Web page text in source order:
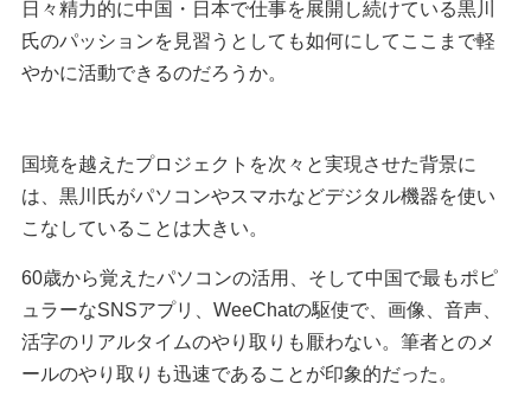
日々精力的に中国・日本で仕事を展開し続けている黒川
氏のパッションを見習うとしても如何にしてここまで軽
やかに活動できるのだろうか。
国境を越えたプロジェクトを次々と実現させた背景に
は、黒川氏がパソコンやスマホなどデジタル機器を使い
こなしていることは大きい。
60歳から覚えたパソコンの活用、そして中国で最もポピ
ュラーなSNSアプリ、WeeChatの駆使で、画像、音声、
活字のリアルタイムのやり取りも厭わない。筆者とのメ
ールのやり取りも迅速であることが印象的だった。